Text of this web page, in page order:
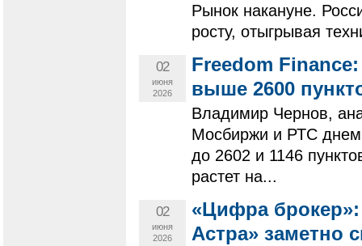
Рынок накануне.
росту, отыгрывая
02
июня
2026
Freedom
выше 2600
Владимир Чернов,
Мосбиржи и РТС
до 2602 и 1146
растет на...
02
июня
2026
«Цифра
Астра» заметно